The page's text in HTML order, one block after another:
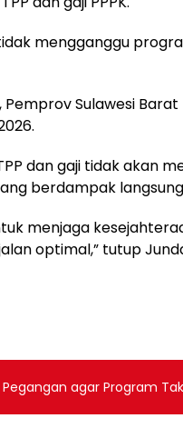
mengganggu
Sulawesi
dan gaji tidak akan
berdampak
menjaga
optimal,” tutup
agar Program